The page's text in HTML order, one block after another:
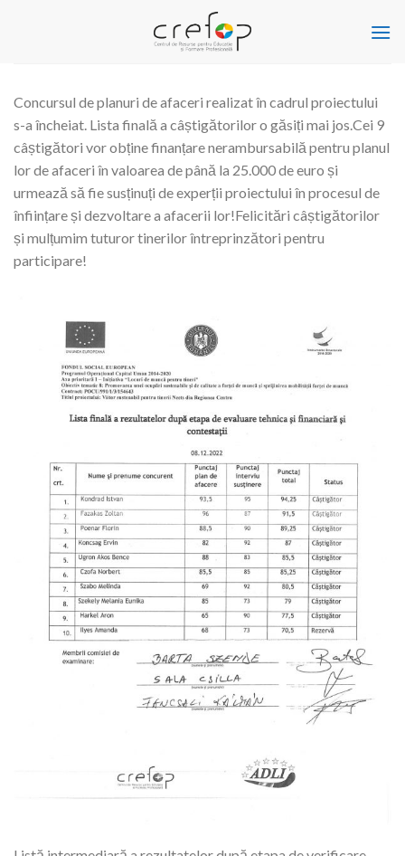
Concursul de planuri de afaceri realizat în cadrul proiectului
s-a încheiat. Lista finală a câștigătorilor o găsiți mai jos.Cei 9
câștigători vor obține finanțare nerambursabilă pentru planul
lor de afaceri în valoarea de până la 25.000 de euro și
urmează să fie susținuți de experții proiectului în procesul de
înființare și dezvoltare a afacerii lor!Felicitări câștigătorilor
și mulțumim tuturor tinerilor întreprinzători pentru
participare!